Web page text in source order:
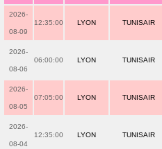
2026-
08-09
12:35:00 LYON TUNISAIR
2026-
08-06
06:00:00 LYON TUNISAIR
2026-
08-05
07:05:00 LYON TUNISAIR
2026-
08-04
12:35:00 LYON TUNISAIR